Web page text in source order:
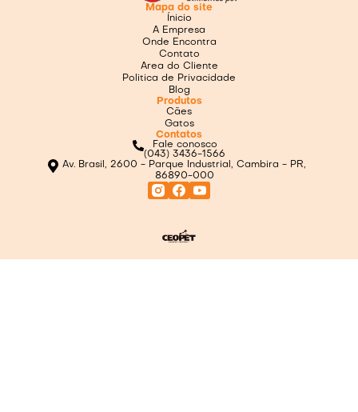
Mapa do site
Ínicio
A Empresa
Onde Encontra
Contato
Area do Cliente
Politica de Privacidade
Blog
Produtos
Cães
Gatos
Contatos
Fale conosco
(043) 3436-1566
Av. Brasil, 2600 - Parque Industrial, Cambira - PR,
86890-000